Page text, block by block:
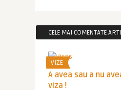
CELE MAI COMENTATE
VIZE
A avea sau a nu
viza !